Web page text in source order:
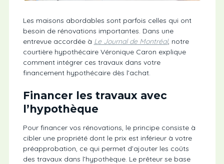
Les maisons abordables sont parfois celles qui ont
besoin de rénovations importantes. Dans une
entrevue accordée à Le Journal de Montréal, notre
courtière hypothécaire Véronique Caron explique
comment intégrer ces travaux dans votre
financement hypothécaire dès l’achat.
Financer les travaux avec
l’hypothèque
Pour financer vos rénovations, le principe consiste à
cibler une propriété dont le prix est inférieur à votre
préapprobation, ce qui permet d’ajouter les coûts
des travaux dans l’hypothèque. Le prêteur se base